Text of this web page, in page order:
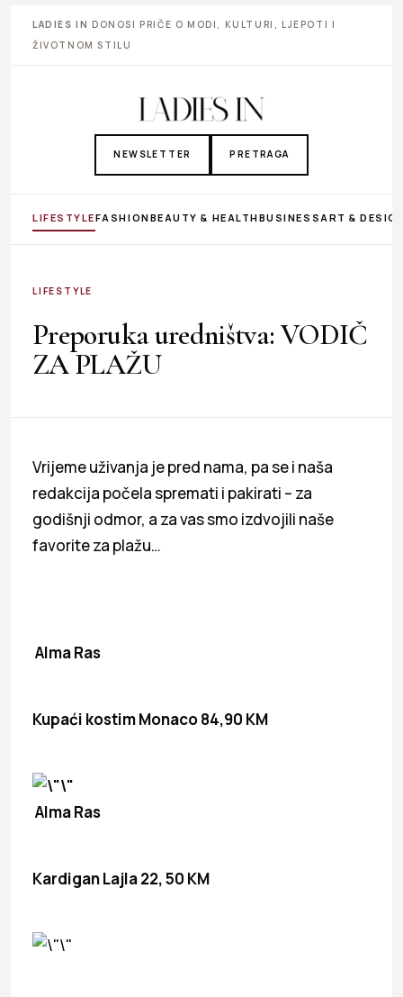
LADIES IN DONOSI PRIČE O MODI, KULTURI, LJEPOTI I
ŽIVOTNOM STILU
NEWSLETTER PRETRAGA
LIFESTYLEFASHIONBEAUTY & HEALTHBUSINESS ART &
LIFESTYLE
Preporuka uredništva: VODIČ
ZA PLAŽU
Vrijeme uživanja je pred nama, pa se i naša
redakcija počela spremati i pakirati – za
godišnji odmor, a za vas smo izdvojili naše
favorite za plažu…
Alma Ras
Kupaći kostim Monaco84,90 KM
Alma Ras
Kardigan Lajla 22, 50 KM